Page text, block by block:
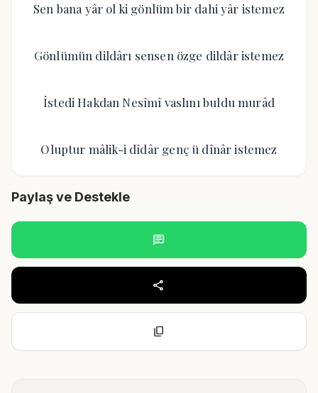
Sen bana yâr ol ki gönlüm bir dahi yâr istemez
Gönlümün dildârı sensen özge dildâr istemez
İstedi Hakdan Nesîmî vaslını buldu murâd
Oluptur mâlik-i dîdâr genç ü dînâr istemez
Paylaş ve Destekle
chat
share
content_copy